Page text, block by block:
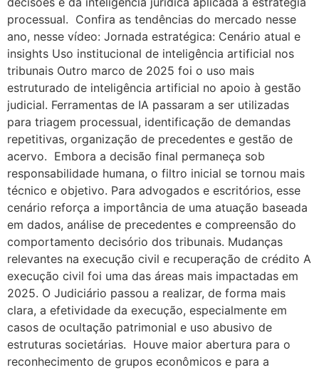
processual. Confira as tendências do mercado nesse
ano, nesse vídeo: Jornada estratégica: Cenário atual e
insights Uso institucional de inteligência artificial nos
tribunais Outro marco de 2025 foi o uso mais
estruturado de inteligência artificial no apoio à gestão
judicial. Ferramentas de IA passaram a ser utilizadas
para triagem processual, identificação de demandas
repetitivas, organização de precedentes e gestão de
acervo. Embora a decisão final permaneça sob
responsabilidade humana, o filtro inicial se tornou mais
técnico e objetivo. Para advogados e escritórios, esse
cenário reforça a importância de uma atuação baseada
em dados, análise de precedentes e compreensão do
comportamento decisório dos tribunais. Mudanças
relevantes na execução civil e recuperação de crédito A
execução civil foi uma das áreas mais impactadas em
2025. O Judiciário passou a realizar, de forma mais
clara, a efetividade da execução, especialmente em
casos de ocultação patrimonial e uso abusivo de
estruturas societárias. Houve maior abertura para o
reconhecimento de grupos econômicos e para a